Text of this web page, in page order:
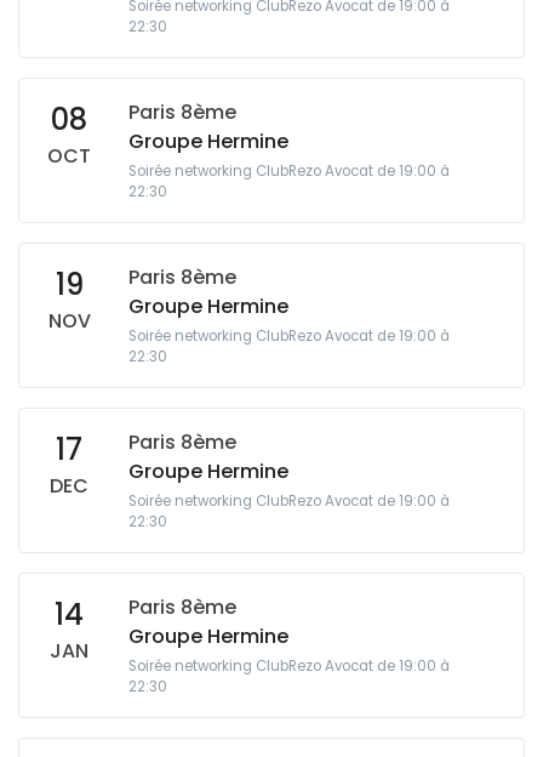
Soirée networking ClubRezo Avocat de 19:00 à
22:30
08
OCT
Paris 8ème
Groupe Hermine
Soirée networking ClubRezo Avocat de 19:00 à
22:30
19
NOV
Paris 8ème
Groupe Hermine
Soirée networking ClubRezo Avocat de 19:00 à
22:30
17
DEC
Paris 8ème
Groupe Hermine
Soirée networking ClubRezo Avocat de 19:00 à
22:30
14
JAN
Paris 8ème
Groupe Hermine
Soirée networking ClubRezo Avocat de 19:00 à
22:30